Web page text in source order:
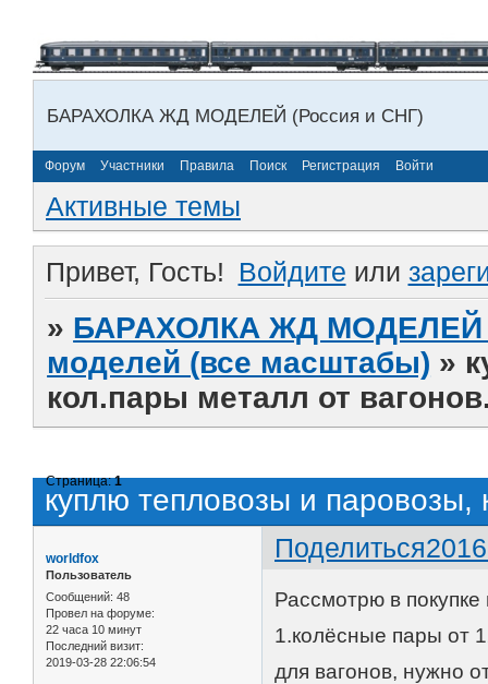
БАРАХОЛКА ЖД МОДЕЛЕЙ (Россия и СНГ)
Форум Участники Правила Поиск Регистрация Войти
Активные темы
Привет, Гость! Войдите или
» БАРАХОЛКА ЖД МОДЕЛЕЙ
моделей (все масштабы) »
кол.пары металл от
куплю тепловозы и паровозы,
Страница:1
Поделиться
worldfox
Пользователь
Сообщений: 48
Провел на форуме:
22 часа 10 минут
Последний визит:
2019-03-28 22:06:54
Рассмотрю в
1.колёсные пары от
для вагонов, нужно